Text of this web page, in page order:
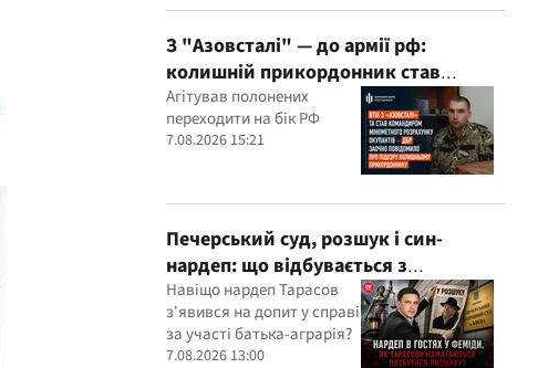
ринкову
З "Азовсталі" — до армії рф:
колишній прикордонник став
командиром мінометного
розрахунку окупантів
Агітував полонених
переходити на бік РФ
7.08.2026 15:21
Печерський суд, розшук і син-
нардеп: що відбувається з
кримінальними провадженнями за
участі агробарона Тарасова?
Навіщо нардеп Тарасов
з'явився на допит у справі
за участі батька-аграрія?
7.08.2026 13:00